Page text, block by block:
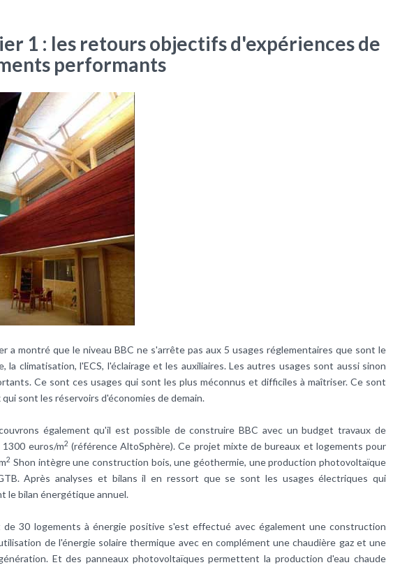
1 : les retours objectifs d'expériences de
performants
a montré que le niveau BBC ne s'arrête pas aux 5 usages réglementaires que sont le
, la climatisation, l'ECS, l'éclairage et les auxiliaires. Les autres usages sont aussi sinon
Ce sont ces usages qui sont les plus méconnus et difficiles à maîtriser. Ce sont
qui sont les réservoirs d'économies de demain.
également qu'il est possible de construire BBC avec un budget travaux de
1300 euros/m2 (référence AltoSphère). Ce projet mixte de bureaux et logements pour
2 Shon intègre une construction bois, une géothermie, une production photovoltaïque
Après analyses et bilans il en ressort que se sont les usages électriques qui
le bilan énergétique annuel.
de 30 logements à énergie positive s'est effectué avec également une construction
de l'énergie solaire thermique avec en complément une chaudière gaz et une
Et des panneaux photovoltaïques permettent la production d'eau chaude